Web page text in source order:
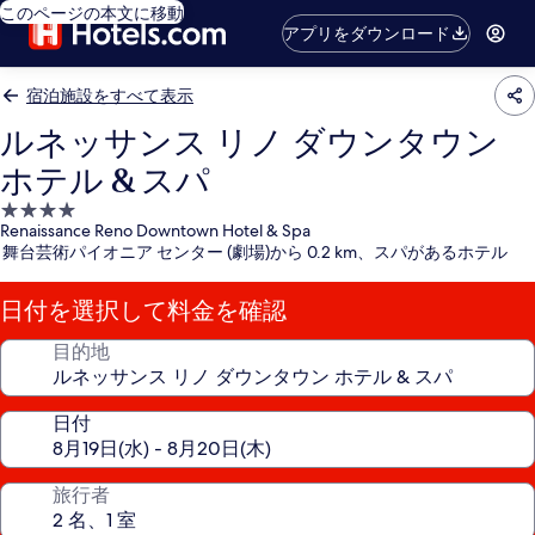
このページの本文に移動
アプリをダウンロード
宿泊施設をすべて表示
ルネッサンス リノ ダウンタウン
ホテル & スパ
4.0
つ
星
宿
泊
施
Renaissance Reno Downtown Hotel & Spa
舞台芸術パイオニア センター (劇場)から 0.2 km、スパがあるホテル
日付を選択して料金を確認
目的地
日付
旅行者